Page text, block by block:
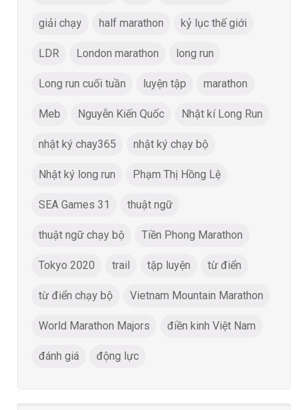
giải chạy half marathon kỷ lục thế giới
LDR London marathon long run
Long run cuối tuần luyện tập marathon
Meb Nguyễn Kiến Quốc Nhật kí Long Run
nhật ký chay365 nhật ký chạy bộ
Nhật ký long run Phạm Thị Hồng Lệ
SEA Games 31 thuật ngữ
thuật ngữ chạy bộ Tiền Phong Marathon
Tokyo 2020 trail tập luyện từ điển
từ điển chạy bộ Vietnam Mountain Marathon
World Marathon Majors điền kinh Việt Nam
đánh giá động lực